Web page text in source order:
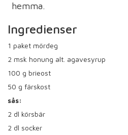
hemma.
Ingredienser
1 paket mördeg
2 msk honung alt. agavesyrup
100 g brieost
50 g färskost
sås:
2 dl körsbär
2 dl socker